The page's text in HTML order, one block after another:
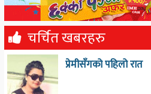
चर्चित खबरहरु
प्रेमीसँगको पहिलो रात